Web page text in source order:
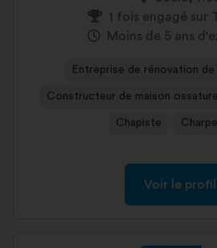
1 fois engagé sur
Moins de 5 ans
Entreprise de rénovation de
Constructeur de maison
Chapiste
Voir le profil